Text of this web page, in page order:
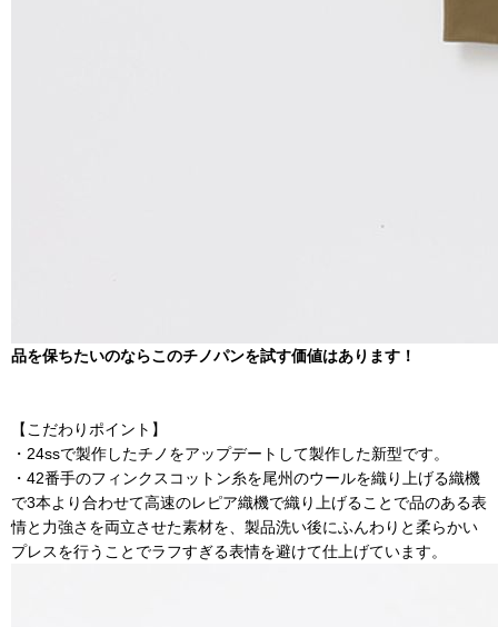
品を保ちたいのならこのチノパンを試す価値はあります！
【こだわりポイント】
・24ssで製作したチノをアップデートして製作した新型です。
・42番手のフィンクスコットン糸を尾州のウールを織り上げる織機
で3本より合わせて高速のレピア織機で織り上げることで品のある表
情と力強さを両立させた素材を、製品洗い後にふんわりと柔らかい
プレスを行うことでラフすぎる表情を避けて仕上げています。